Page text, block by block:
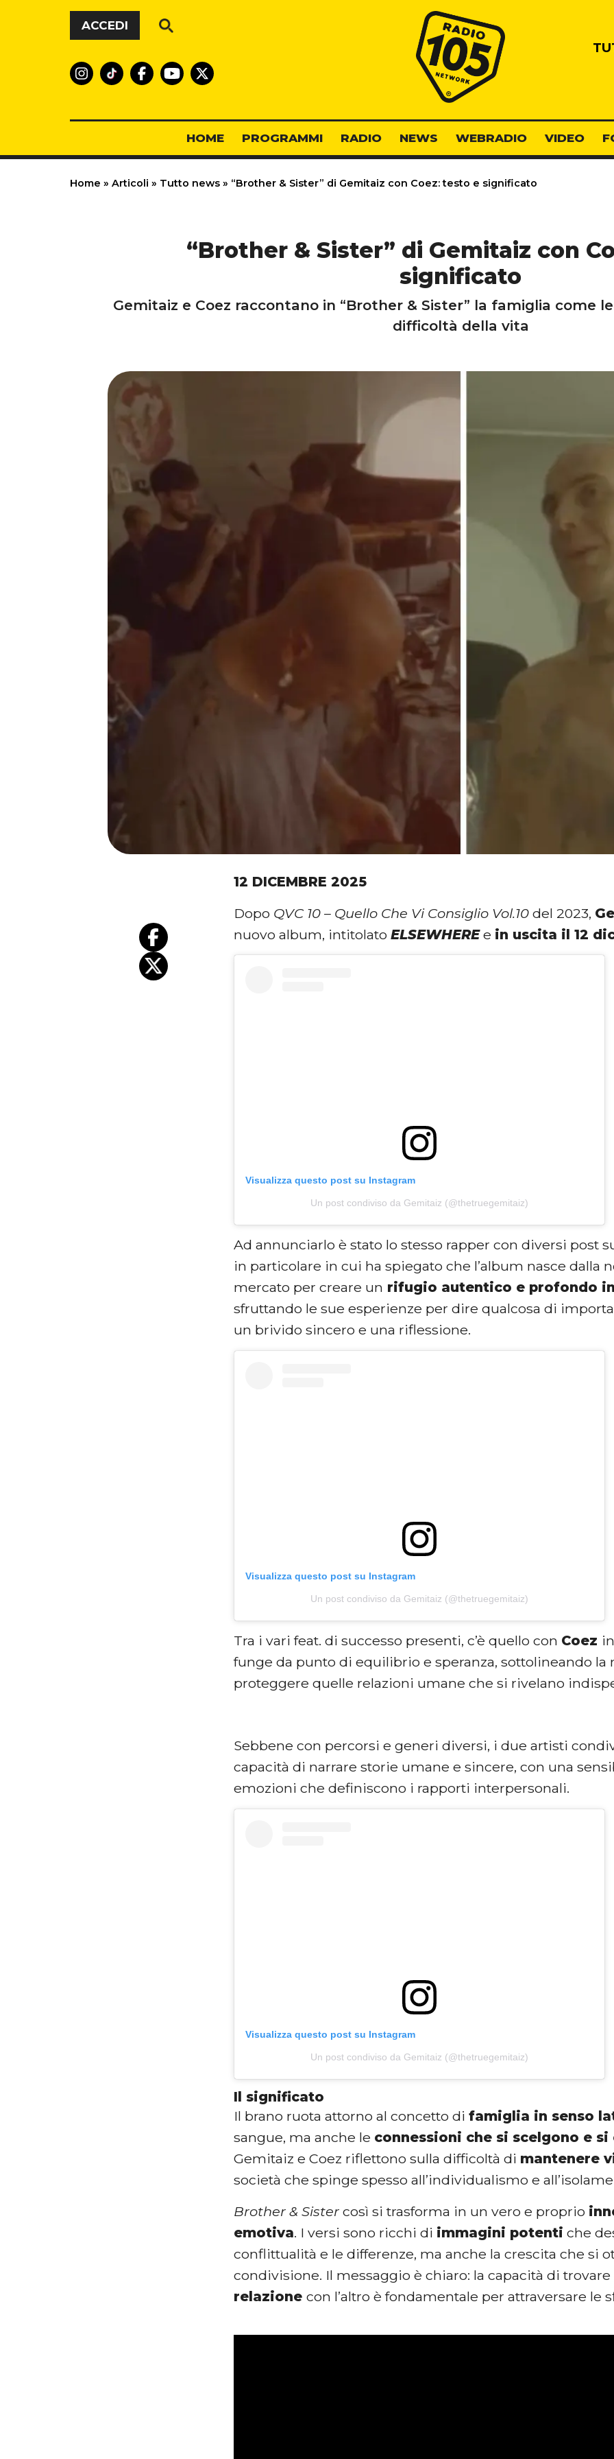
Vai al contenuto
ACCEDI
Radio 105
HOME PROGRAMMI RADIO NEWS WEBRADIO VIDEO
Home » Articoli » Tutto news » “Brother & Sister” di Gemitaiz con Coez: testo e significato
“Brother & Sister” di Gemitaiz con
significato
Gemitaiz e Coez raccontano in “Brother & Sister” la famiglia come
difficoltà della vita
12 DICEMBRE 2025
Dopo QVC 10 – Quello Che Vi Consiglio Vol.10del 2023,
nuovo album, intitolatoELSEWHEREe in uscita il 12
Visualizza questo post su Instagram
Un post condiviso da Gemitaiz (@thetruegemitaiz)
Ad annunciarlo è stato lo stesso rapper con diversi post
in particolare in cui ha spiegato che l’album nasce dalla
mercato per creare un rifugio autentico e profondo
sfruttando le sue esperienze per dire qualcosa di
un brivido sincero e una riflessione.
Visualizza questo post su Instagram
Un post condiviso da Gemitaiz (@thetruegemitaiz)
Tra i vari feat. di successo presenti, c’è quello con Coez in
funge da punto di equilibrio e speranza, sottolineando la
proteggere quelle relazioni umane che si rivelano
Sebbene con percorsi e generi diversi, i due artisti
capacità di narrare storie umane e sincere, con una
emozioni che definiscono i rapporti interpersonali.
Visualizza questo post su Instagram
Un post condiviso da Gemitaiz (@thetruegemitaiz)
Il significato
Il brano ruota attorno al concetto difamiglia in senso
sangue, ma anche le connessioni che si scelgono e
Gemitaiz e Coez riflettono sulla difficoltà di mantenere
società che spinge spesso all’individualismo e
Brother & Sister così si trasforma in un vero e proprio
emotiva. I versi sono ricchi di immagini potenti che
conflittualità e le differenze, ma anche la crescita che si
condivisione. Il messaggio è chiaro: la capacità di trovare
relazionecon l’altro è fondamentale per attraversare le